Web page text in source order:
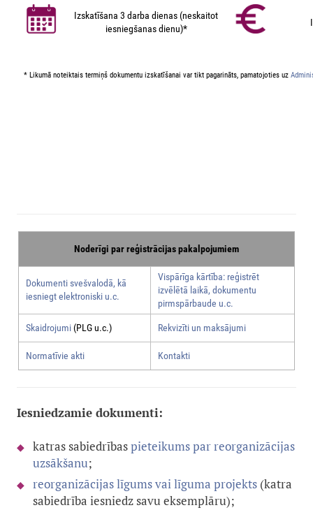
Izskatīšana 3 darba dienas (neskaitot
iesniegšanas dienu)*
* Likumā noteiktais termiņš dokumentu izskatīšanai var tikt pagarināts, pamatojoties uz
Noderīgi par reģistrācijas pakalpojumiem
Dokumenti svešvalodā, kā
iesniegt elektroniski u.c.
Vispārīga kārtība: reģistrēt
izvēlētā laikā, dokumentu
pirmspārbaude u.c.
Skaidrojumi(PLG u.c.) Rekvizīti un maksājumi
Normatīvie akti Kontakti
Iesniedzamie dokumenti:
katras sabiedrībaspieteikums par reorganizācijas
uzsākšanu;
reorganizācijas līgums vai līguma projekts (katra
sabiedrība iesniedz savu eksemplāru);